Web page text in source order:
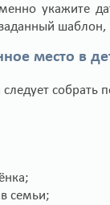
укажите
заданный
место в
семьи;